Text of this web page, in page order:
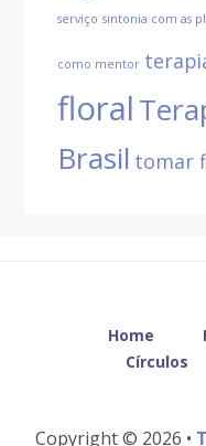
serviço sintonia com as
como mentor
floral
Brasil tomar
Home
Círculos
Copyright © 2026 •